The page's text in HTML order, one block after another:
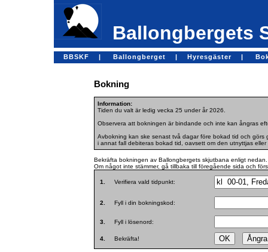
Ballongbergets
BBSKF | Ballongberget | Hyresgäster |
Bokning
Information:
Tiden du valt är ledig vecka 25 under år 2026.
Observera att bokningen är bindande och inte kan ångras
Avbokning kan ske senast två dagar före bokad tid och görs
i annat fall debiteras bokad tid, oavsett om den utnyttjas eller
Bekräfta bokningen av Ballongbergets skjutbana enligt nedan.
Om något inte stämmer, gå tillbaka till föregående sida och
1. Verifiera vald tidpunkt:
2. Fyll i din bokningskod:
3. Fyll i lösenord:
4. Bekräfta!